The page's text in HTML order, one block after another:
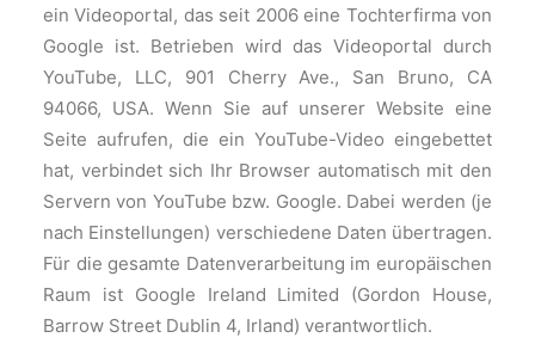
ein Videoportal, das seit 2006 eine Tochterfirma von
Google ist. Betrieben wird das Videoportal durch
YouTube, LLC, 901 Cherry Ave., San Bruno, CA
94066, USA. Wenn Sie auf unserer Website eine
Seite aufrufen, die ein YouTube-Video eingebettet
hat, verbindet sich Ihr Browser automatisch mit den
Servern von YouTube bzw. Google. Dabei werden (je
nach Einstellungen) verschiedene Daten übertragen.
Für die gesamte Datenverarbeitung im europäischen
Raum ist Google Ireland Limited (Gordon House,
Barrow Street Dublin 4, Irland) verantwortlich.